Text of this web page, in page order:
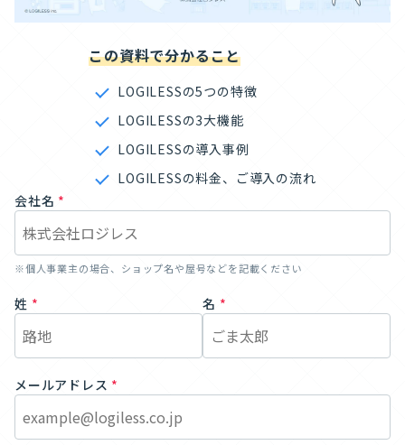
この資料で分かること
LOGILESSの5つの特徴
LOGILESSの3大機能
LOGILESSの導入事例
LOGILESSの料金、ご導入の流れ
会社名 *
※個人事業主の場合、ショップ名や屋号などを記載ください
姓 * 名 *
メールアドレス *